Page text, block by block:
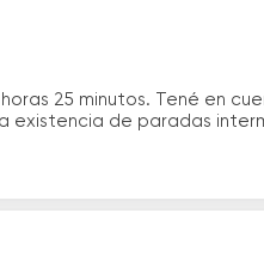
25 minutos. Tené en
existencia de paradas